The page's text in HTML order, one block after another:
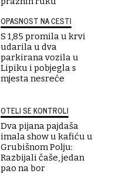
OPASNOST NA CESTI
S 1,85 promila u krvi
udarila u dva
parkirana vozila u
Lipiku i pobjegla s
mjesta nesreće
OTELI SE KONTROLI
Dva pijana pajdaša
imala show u kafiću u
Grubišnom Polju:
Razbijali čaše, jedan
pao na bor